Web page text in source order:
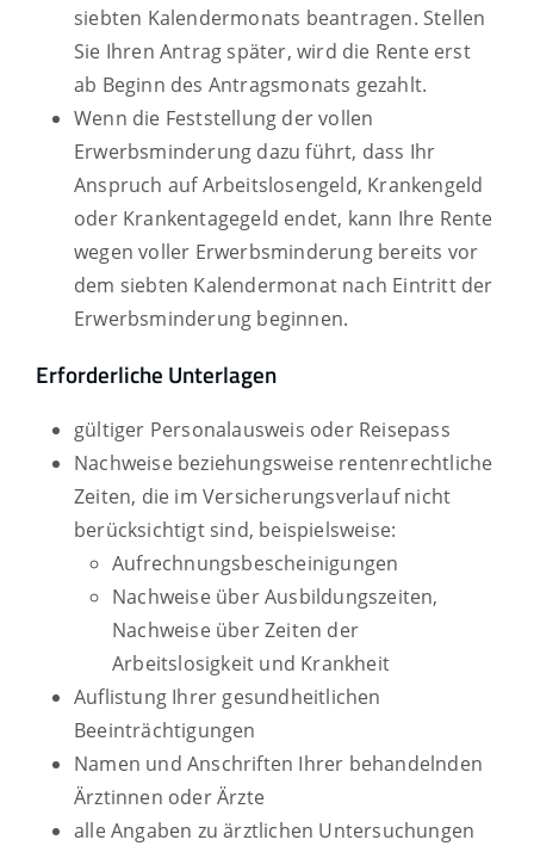
siebten Kalendermonats beantragen. Stellen
Sie Ihren Antrag später, wird die Rente erst
ab Beginn des Antragsmonats gezahlt.
Wenn die Feststellung der vollen
Erwerbsminderung dazu führt, dass Ihr
Anspruch auf Arbeitslosengeld, Krankengeld
oder Krankentagegeld endet, kann Ihre Rente
wegen voller Erwerbsminderung bereits vor
dem siebten Kalendermonat nach Eintritt der
Erwerbsminderung beginnen.
Erforderliche Unterlagen
gültiger Personalausweis oder Reisepass
Nachweise beziehungsweise rentenrechtliche
Zeiten, die im Versicherungsverlauf nicht
berücksichtigt sind, beispielsweise:
Aufrechnungsbescheinigungen
Nachweise über Ausbildungszeiten,
Nachweise über Zeiten der
Arbeitslosigkeit und Krankheit
Auflistung Ihrer gesundheitlichen
Beeinträchtigungen
Namen und Anschriften Ihrer behandelnden
Ärztinnen oder Ärzte
alle Angaben zu ärztlichen Untersuchungen